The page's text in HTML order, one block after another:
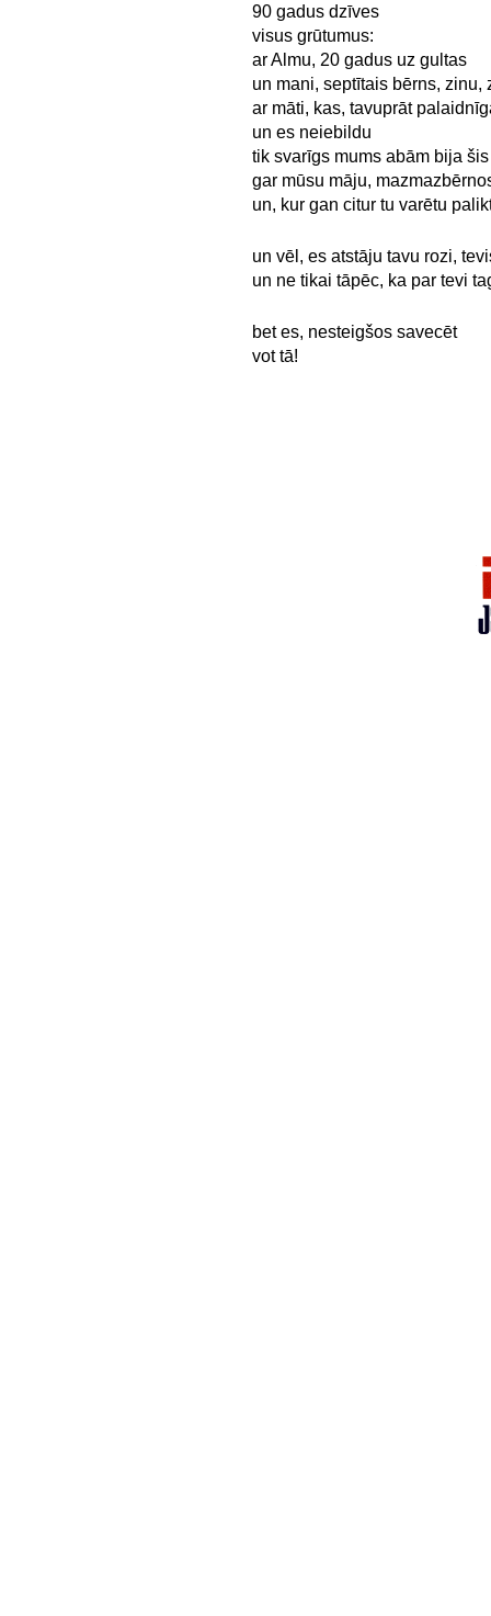
90 gadus dzīves
visus grūtumus:
ar Almu, 20 gadus uz gultas
un mani, septītais bērns,
ar māti, kas, tavuprāt
un es neiebildu
tik svarīgs mums abām bija
gar mūsu māju,
un, kur gan citur tu varētu
un vēl, es atstāju tavu rozi,
un ne tikai tāpēc, ka par tevi
bet es, nesteigšos savecēt
vot tā!